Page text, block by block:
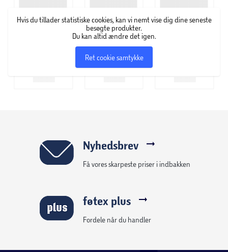
Hvis du tillader statistiske cookies, kan vi nemt vise dig dine seneste
besøgte produkter.
Du kan altid ændre det igen.
Ret cookie samtykke
Nyhedsbrev
Få vores skarpeste priser i indbakken
føtex plus
Fordele når du handler